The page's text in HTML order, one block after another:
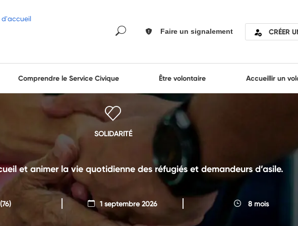
Faire un signalement CRÉER
Comprendre le Service Civique Être volontaire Accueillir un
SOLIDARITÉ
et animer la vie quotidienne des réfugiés et demandeurs d’asile.
1 septembre 2026 8 mois